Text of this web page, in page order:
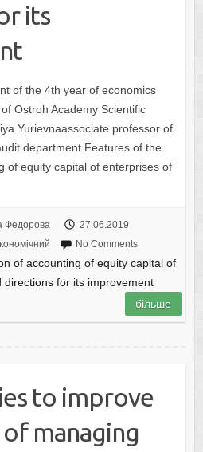
its
of the 4th year of economics
Ostroh Academy Scientific
Yurievnaassociate professor of
department Features of the
of equity capital of enterprises of
Федорова
27.06.2019
No Comments
of accounting of equity capital of
for its improvement
більше
to improve
managing